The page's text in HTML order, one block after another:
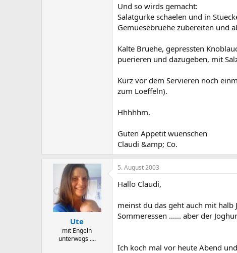
Und so wirds gemacht:
Salatgurke schaelen und in
Gemuesebruehe zubereiten und
Kalte Bruehe, gepressten
puerieren und dazugeben, mit
Kurz vor dem Servieren noch
zum Loeffeln).
Hhhhhm.
Guten Appetit wuenschen
Claudi &amp; Co.
Ute
mit Engeln
unterwegs ....
5. August 2003
Hallo Claudi,
meinst du das geht auch mit halb
Sommeressen ...... aber der
Ich koch mal vor heute Abend